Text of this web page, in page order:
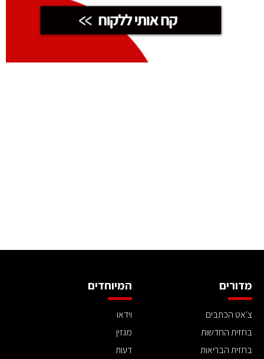
מדורים
צ'אט הכתבים
בחזית החדשות
בחזית הבריאות
המיוחדים
וידאו
מגזין
דעות